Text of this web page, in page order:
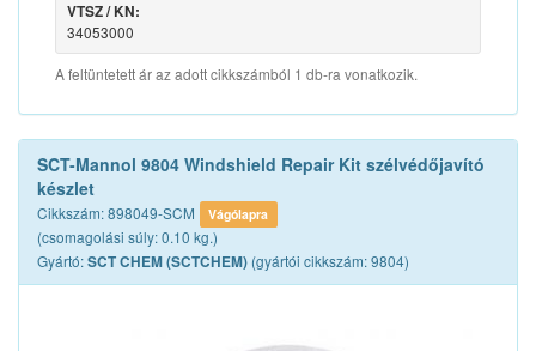
VTSZ / KN:
34053000
A feltüntetett ár az adott cikkszámból 1 db-ra vonatkozik.
SCT-Mannol 9804 Windshield Repair Kit szélvédőjavító
készlet
Cikkszám: 898049-SCM Vágólapra
(csomagolási súly: 0.10 kg.)
Gyártó:SCT CHEM (SCTCHEM) (gyártói cikkszám: 9804)